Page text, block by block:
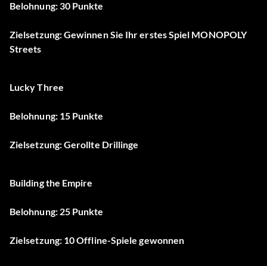
Belohnung: 30 Punkte
Zielsetzung: Gewinnen Sie Ihr erstes Spiel MONOPOLY
Streets
Lucky Three
Belohnung: 15 Punkte
Zielsetzung: Gerollte Drillinge
Building the Empire
Belohnung: 25 Punkte
Zielsetzung: 10 Offline-Spiele gewonnen